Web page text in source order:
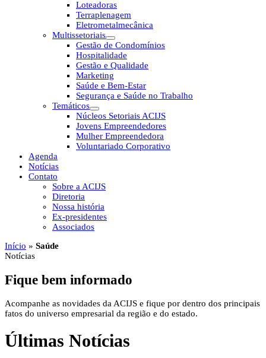
Loteadoras
Terraplenagem
Eletrometalmecânica
Multissetoriais
Gestão de Condomínios
Hospitalidade
Gestão e Qualidade
Marketing
Saúde e Bem-Estar
Segurança e Saúde no Trabalho
Temáticos
Núcleos Setoriais ACIJS
Jovens Empreendedores
Mulher Empreendedora
Voluntariado Corporativo
Agenda
Notícias
Contato
Sobre a ACIJS
Diretoria
Nossa história
Ex-presidentes
Associados
Início » Saúde
Notícias
Fique bem informado
Acompanhe as novidades da ACIJS e fique por dentro dos principais
fatos do universo empresarial da região e do estado.
Últimas Notícias